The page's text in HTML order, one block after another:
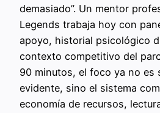
demasiado”. Un mentor
Legends trabaja hoy con
apoyo, historial psicológico
contexto competitivo del
90 minutos, el foco ya no es
evidente, sino el sistema
economía de recursos,